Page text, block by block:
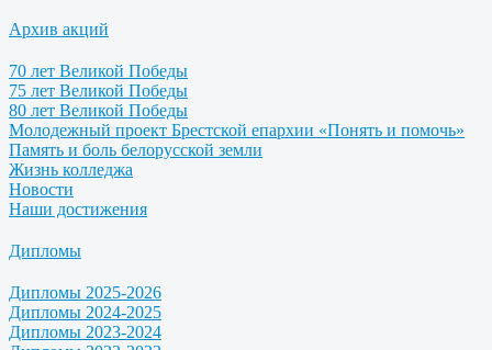
Архив акций
70 лет Великой Победы
75 лет Великой Победы
80 лет Великой Победы
Молодежный проект Брестской епархии «Понять и помочь»
Память и боль белорусской земли
Жизнь колледжа
Новости
Наши достижения
Дипломы
Дипломы 2025-2026
Дипломы 2024-2025
Дипломы 2023-2024